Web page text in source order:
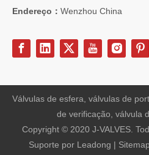
J-VALVES fabricante de válvula
Endereço： Wenzhou China
Válvulas de esfera, válvulas de
de verificação, válvula
Copyright © 2020 J-VALVES.
Suporte por Leadong | Sitemap